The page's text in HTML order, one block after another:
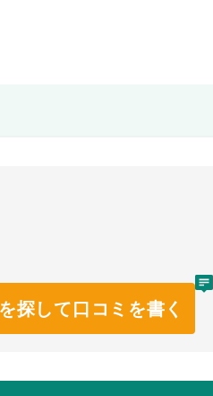
探して口コミを書く